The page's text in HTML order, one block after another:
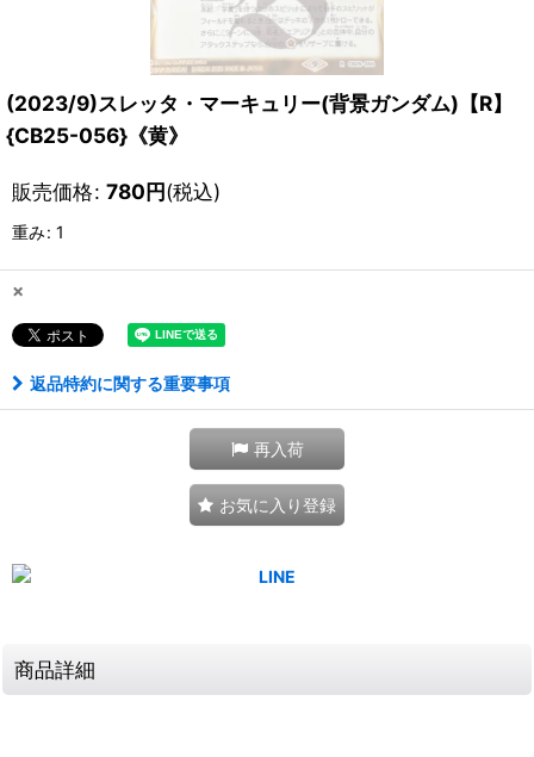
(2023/9)スレッタ・マーキュリー(背景ガンダム)【R】
{CB25-056}《黄》
販売価格: 780円(税込)
重み: 1
×
返品特約に関する重要事項
再入荷
お気に入り登録
商品詳細